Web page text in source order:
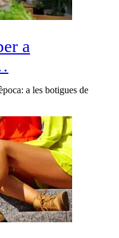
a
a les botigues de